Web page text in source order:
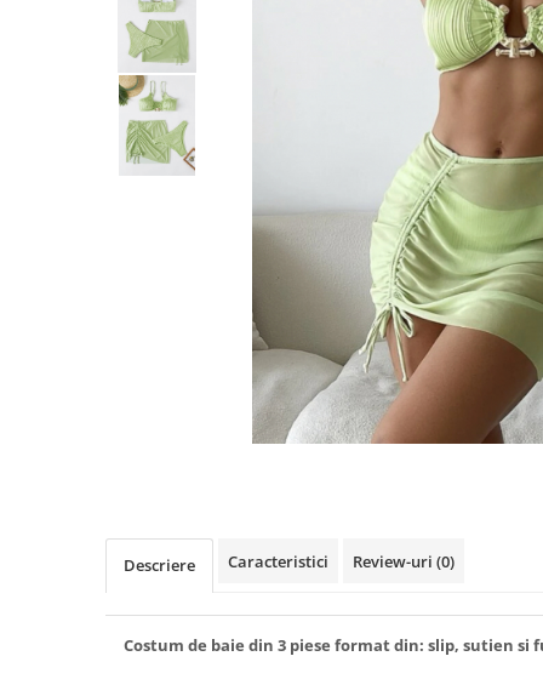
Descriere Caracteristici Review-uri (0)
Costum de baie din 3 piese format din: slip, sutien si